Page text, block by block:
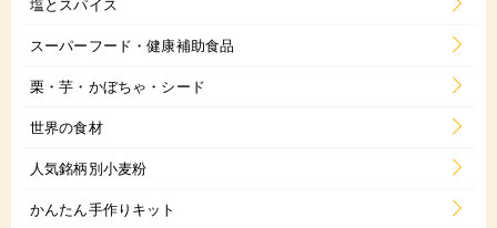
塩とスパイス
スーパーフード・健康補助食品
栗・芋・かぼちゃ・シード
世界の食材
人気銘柄別小麦粉
かんたん手作りキット